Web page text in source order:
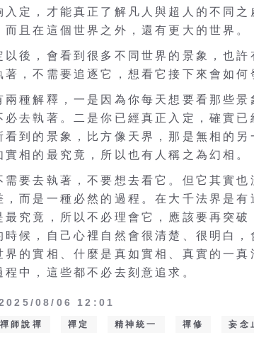
入定，才能真正了解凡人與超人的不同之
而且在這個世界之外，還有更大的世界。
以後，會看到很多不同世界的景象，也許
著，不需要追逐它，想看它接下來會如何
兩種解釋，一是因為你每天想要看那些景
必去執著。二是你已經真正入定，確實已
看到的景象，比方像天界，那是無相的另
實相的最究竟，所以也有人稱之為幻相。
需要去執著，不要想去看它。但它其實也
，而是一種必然的過程。在大千法界是有
最究竟，所以不必理會它，應該要再突破
時候，自己心裡自然會很清楚、很明白，
界的實相、什麼是真如實相、真實的一真
程中，這些都不必去刻意追求。
2025/08/06 12:01
禪師說禪 禪定 精神統一 禪修 妄念